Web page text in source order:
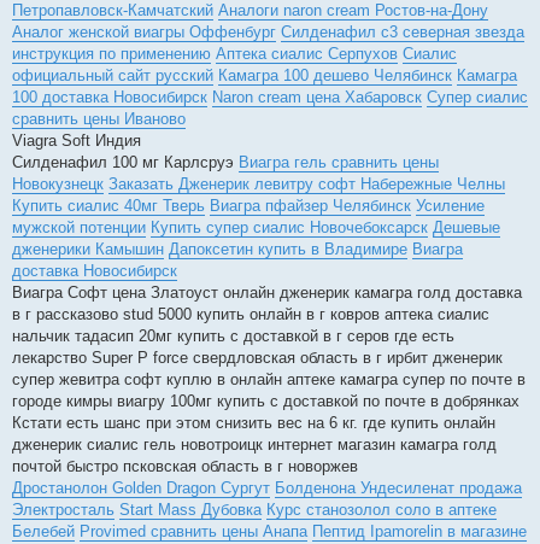
Петропавловск-Камчатский Аналоги naron cream Ростов-на-Дону
Аналог женской виагры Оффенбург Силденафил с3 северная звезда
инструкция по применению Аптека сиалис Серпухов Сиалис
официальный сайт русский Камагра 100 дешево Челябинск Камагра
100 доставка Новосибирск Naron cream цена Хабаровск Супер сиалис
сравнить цены Иваново
Viagra Soft Индия
Силденафил 100 мг Карлсруэ Виагра гель сравнить цены
Новокузнецк Заказать Дженерик левитру софт Набережные Челны
Купить сиалис 40мг Тверь Виагра пфайзер Челябинск Усиление
мужской потенции Купить супер сиалис Новочебоксарск Дешевые
дженерики Камышин Дапоксетин купить в Владимире Виагра
доставка Новосибирск
Виагра Софт цена Златоуст онлайн дженерик камагра голд доставка
в г рассказово stud 5000 купить онлайн в г ковров аптека сиалис
нальчик тадасип 20мг купить с доставкой в г серов где есть
лекарство Super P force свердловская область в г ирбит дженерик
супер жевитра софт куплю в онлайн аптеке камагра супер по почте в
городе кимры виагру 100мг купить с доставкой по почте в добрянках
Кстати есть шанс при этом снизить вес на 6 кг. где купить онлайн
дженерик сиалис гель новотроицк интернет магазин камагра голд
почтой быстро псковская область в г новоржев
Дростанолон Golden Dragon Сургут Болденона Ундесиленат продажа
Электросталь Start Mass Дубовка Курс станозолол соло в аптеке
Белебей Provimed сравнить цены Анапа Пептид Ipamorelin в магазине